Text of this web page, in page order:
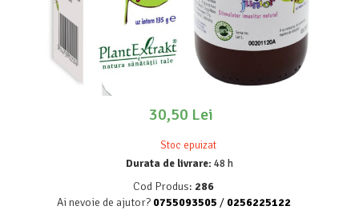
30,50 Lei
Stoc epuizat
Durata de livrare: 48 h
Cod Produs: 286
Ai nevoie de ajutor? 0755093505 / 0256225122